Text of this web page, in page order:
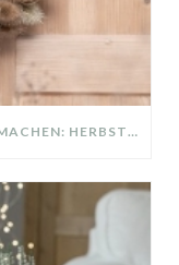
KRANZ AUS WILDEN KARDE SELBER MACHEN: HERBSTDEKO GANZ EINFACH